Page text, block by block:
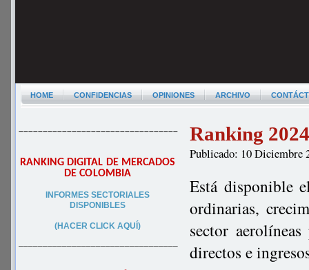
HOME CONFIDENCIAS OPINIONES ARCHIVO
–––––––––––––––––––––––––––––––––
RANKING DIGITAL DE MERCADOS
DE COLOMBIA
INFORMES SECTORIALES
DISPONIBLES
(HACER CLICK AQUÍ)
–––––––––––––––––––––––––––––––––
Ranking
Publicado: 10 Diciembre
Está disponible
ordinarias,
sector
directos e